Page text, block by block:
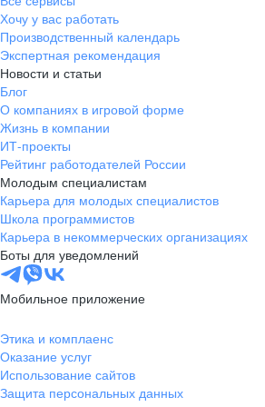
Хочу у вас работать
Производственный календарь
Экспертная рекомендация
Новости и статьи
Блог
О компаниях в игровой форме
Жизнь в компании
ИТ-проекты
Рейтинг работодателей России
Молодым специалистам
Карьера для молодых специалистов
Школа программистов
Карьера в некоммерческих организациях
Боты для уведомлений
Мобильное приложение
Этика и комплаенс
Оказание услуг
Использование сайтов
Защита персональных данных